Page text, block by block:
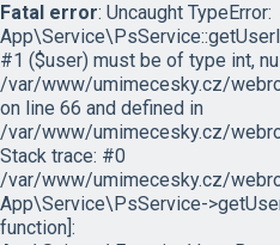
Fatal error: Uncaught TypeError:
#1 ($user) must be of type int,
/var/www/umimecesky.cz/
on line 66 and defined in
/var/www/umimecesky.cz/
Stack trace: #0
/var/www/umimecesky.cz/
App\Service\PsService-
function]: